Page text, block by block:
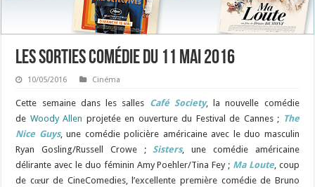
Les sorties Comédie du 11 mai 2016
10/05/2016 Cinéma
Cette semaine dans les salles Café Society, la nouvelle comédie
de Woody Allen projetée en ouverture du Festival de Cannes ; The
Nice Guys, une comédie policière américaine avec le duo masculin
Ryan Gosling/Russell Crowe ; Sisters, une comédie américaine
délirante avec le duo féminin Amy Poehler/Tina Fey ; Ma Loute, coup
de cœur de CineComedies, l’excellente première comédie de Bruno